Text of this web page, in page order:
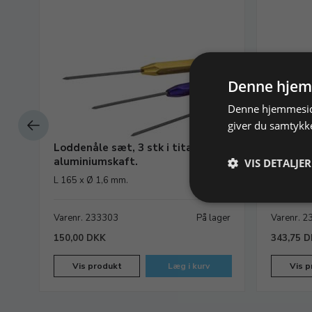
Loddenåle sæt, 3 stk i titan med
aluminiumskaft.
L 165 x Ø 1,6 mm.
Varenr. 233303
På lager
150,00 DKK
Vis produkt Læg i kurv
Varenr.
343,75
Vis
Denne
Denne
giver du
VIS DETALJER